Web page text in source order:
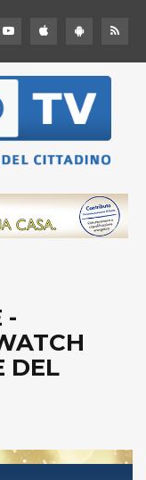
-
DEL